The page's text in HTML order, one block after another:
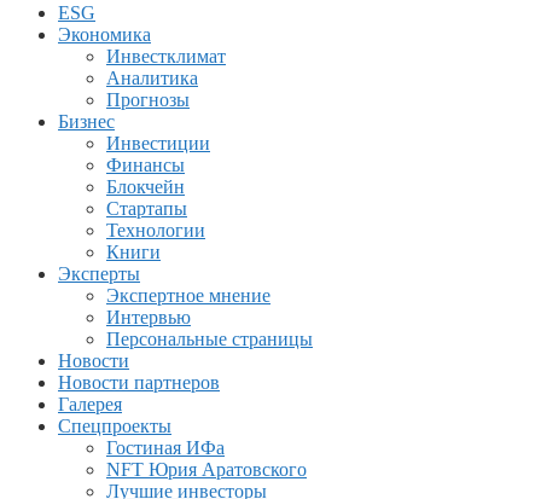
ESG
Экономика
Инвестклимат
Аналитика
Прогнозы
Бизнес
Инвестиции
Финансы
Блокчейн
Стартапы
Технологии
Книги
Эксперты
Экспертное мнение
Интервью
Персональные страницы
Новости
Новости партнеров
Галерея
Спецпроекты
Гостиная ИФа
NFT Юрия Аратовского
Лучшие инвесторы